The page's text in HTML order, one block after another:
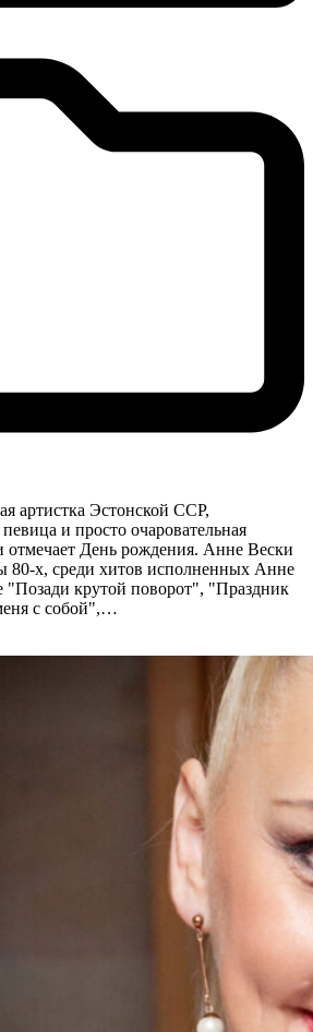
артистка Эстонской ССР,
и просто очаровательная
отмечает День рождения. Анне Вески
80-х, среди хитов исполненных Анне
крутой поворот", "Праздник
с собой",…